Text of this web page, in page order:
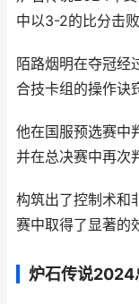
中以3-2的比分击
陌路烟明在夺冠经
合技卡组的操作诀
他在国服预选赛中
并在总决赛中再次
构筑出了控制术和
赛中取得了显著的
炉石传说2024